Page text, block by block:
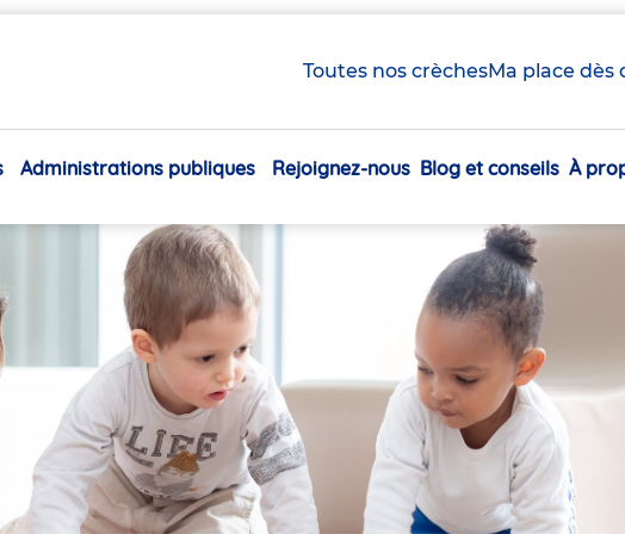
Toutes nos crèchesMa place dès
Navigation
Administrations publiques Rejoignez-nous Blog et conseils À